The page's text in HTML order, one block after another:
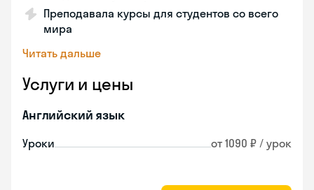
Преподавала курсы для студентов со всего
мира
Читать дальше
Услуги и цены
Английский язык
Уроки от 1090 ₽ / урок